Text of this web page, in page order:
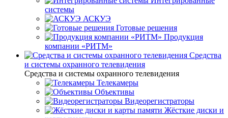
системы
АСКУЭ
Готовые решения
Продукция
компании «РИТМ»
Средства
и системы охранного телевидения
Средства и системы охранного телевидения
Телекамеры
Объективы
Видеорегистраторы
Жёсткие диски и